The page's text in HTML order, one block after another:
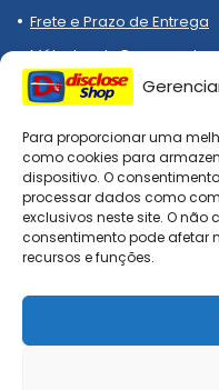
Para proporcionar uma
como cookies para
dispositivo. O
processar dados como
exclusivos neste site. O
consentimento pode afetar
recursos e funções.
Frete e Prazo de Entrega
Métodos de Pagamento
Compre melhor, compra
segura!